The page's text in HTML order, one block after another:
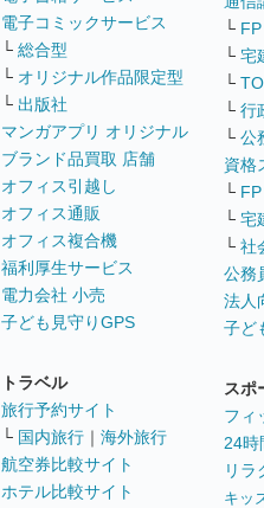
電子コミックサービス
└ 総合型
└ オリジナル作品限定型
└ 出版社
マンガアプリ オリジナル
ブランド品買取 店舗
オフィス引越し
オフィス通販
オフィス複合機
福利厚生サービス
電力会社 小売
子ども見守りGPS
トラベル
旅行予約サイト
└ 国内旅行 ｜ 海外旅行
航空券比較サイト
ホテル比較サイト
└ FP
└ 宅
└
└ 行
└ 公
資格
└ FP
└ 宅
└ 社
公務
法人
子ど
スポ
フィ
24時
リラ
キッ